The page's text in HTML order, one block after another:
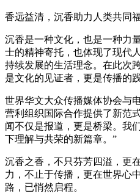
香远益清，沉香助力人类共同
沉香是一种文化，也是一种力
士的精神寄托，也体现了现代
持续发展的生活理念。在此次
是文化的见证者，更是传播的践
世界华文大众传播媒体协会与
营利组织国际合作提供了新范
闻不仅是报道，更是桥梁。我
下理解与共荣的新篇章。”
沉香之香，不只芬芳四溢，更
力，不止于传播，更在世界心
路，已悄然启程。